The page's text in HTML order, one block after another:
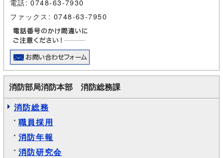
ファックス: 0748-63-7950
消防部局消防本部 消防総務課
消防総務
職員採用
消防年報
消防研究会